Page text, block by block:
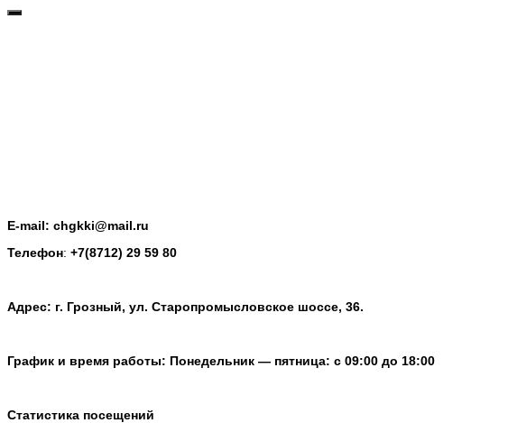
E-mail: chgkki@mail.ru
Телефон: +7(8712) 29 59 80
Адрес: г. Грозный, ул. Старопромысловское шоссе, 36.
График и время работы: Понедельник — пятница: с 09:00 до 18:00
Статистика посещений